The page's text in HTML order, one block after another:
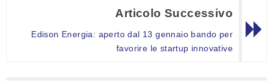
Articolo Successivo
Edison Energia: aperto dal 13 gennaio bando per
favorire le startup innovative